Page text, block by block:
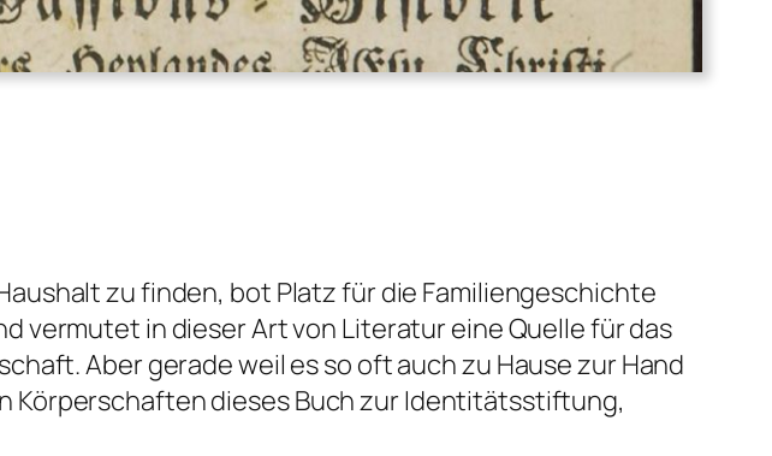
zu finden, bot Platz für die Familiengeschichte
vermutet in dieser Art von Literatur eine Quelle für das
Aber gerade weil es so oft auch zu Hause zur Hand
Körperschaften dieses Buch zur Identitätsstiftung,